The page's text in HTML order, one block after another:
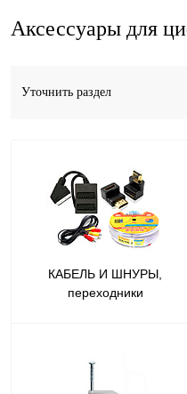
Аксессуары для
Уточнить раздел
КАБЕЛЬ И ШНУРЫ,
переходники